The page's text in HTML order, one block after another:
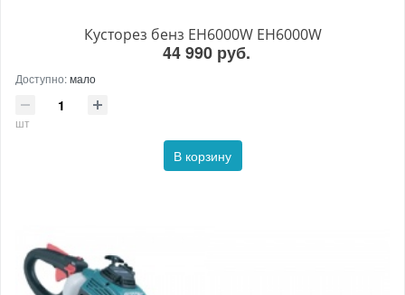
Кусторез бенз EH6000W EH6000W
44 990 руб.
Доступно:мало
шт
В корзину